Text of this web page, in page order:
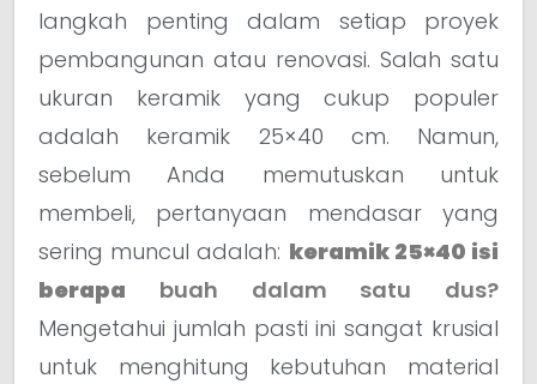
langkah penting dalam setiap proyek
pembangunan atau renovasi. Salah satu
ukuran keramik yang cukup populer
adalah keramik 25×40 cm. Namun,
sebelum Anda memutuskan untuk
membeli, pertanyaan mendasar yang
sering muncul adalah: keramik 25×40 isi
berapa buah dalam satu dus?
Mengetahui jumlah pasti ini sangat krusial
untuk menghitung kebutuhan material